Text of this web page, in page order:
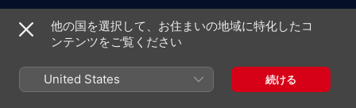
津山峻平のその他の作品
他の国を選択して、お住まいの地域に特化したコ
ンテンツをご覧ください
United States 続ける